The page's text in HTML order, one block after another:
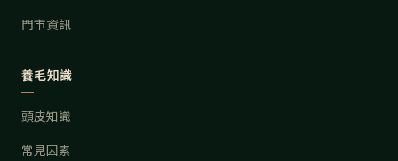
門市資訊
養毛知識
頭皮知識
常見因素